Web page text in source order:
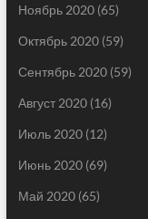
Ноябрь 2020(65)
Октябрь 2020(59)
Сентябрь 2020(59)
Август 2020(16)
Июль 2020(12)
Июнь 2020(69)
Май 2020(65)